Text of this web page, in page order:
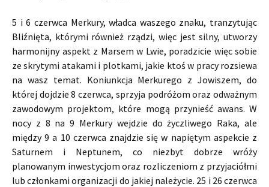
5 i 6 czerwca Merkury, władca waszego znaku, tranzytując
Bliźnięta, którymi również rządzi, więc jest silny, utworzy
harmonijny aspekt z Marsem w Lwie, poradzicie więc sobie
ze skrytymi atakami i plotkami, jakie ktoś w pracy rozsiewa
na wasz temat. Koniunkcja Merkurego z Jowiszem, do
której dojdzie 8 czerwca, sprzyja podróżom oraz odważnym
zawodowym projektom, które mogą przynieść awans. W
nocy z 8 na 9 Merkury wejdzie do życzliwego Raka, ale
między 9 a 10 czerwca znajdzie się w napiętym aspekcie z
Saturnem i Neptunem, co niezbyt dobrze wróży
planowanym inwestycjom oraz rozliczeniom z przyjaciółmi
lub członkami organizacji do jakiej należycie. 25 i 26 czerwca